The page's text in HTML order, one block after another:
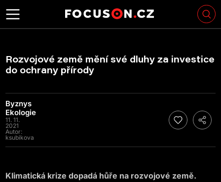
Rozvojové země mění své dluhy za investice
do ochrany přírody
Byznys
Ekologie
11. 11.
2021
Autor:
ksubikova
Klimatická krize dopadá hůře na rozvojové země.